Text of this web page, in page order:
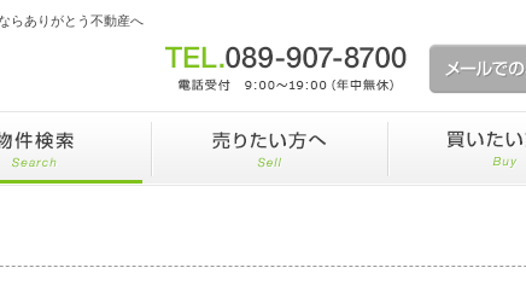
らありがとう不動産へ